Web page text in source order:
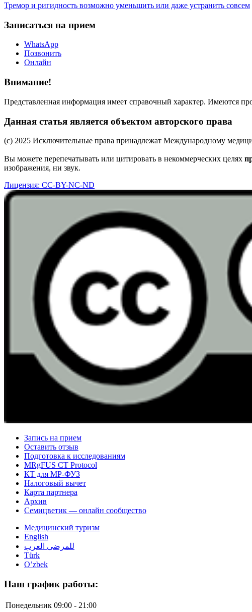
Тремор и ригидность возможно уменьшить или даже устранить совсем
Записаться на прием
WhatsApp
Позвонить
Онлайн
Внимание!
Представленная информация имеет справочный характер. Имеются
Данная статья является объектом авторского права
(c) 2025 Исключительные права принадлежат Международному
Вы можете перепечатывать или цитировать в некоммерческих целях
изображения, ни звук.
Лицензия: CC-BY-NC-ND
Запись на прием
Оставить отзыв
Подготовка к исследованиям
MRgFUS CT Protocol
КТ для МР-ФУЗ
Налоговый вычет
Карта партнера
Архив
Семицветик — онлайн сообщество
Медицинский туризм
English
للمرضى العرب
Türk
O’zbek
Наш график работы:
Понедельник 09:00 - 21:00